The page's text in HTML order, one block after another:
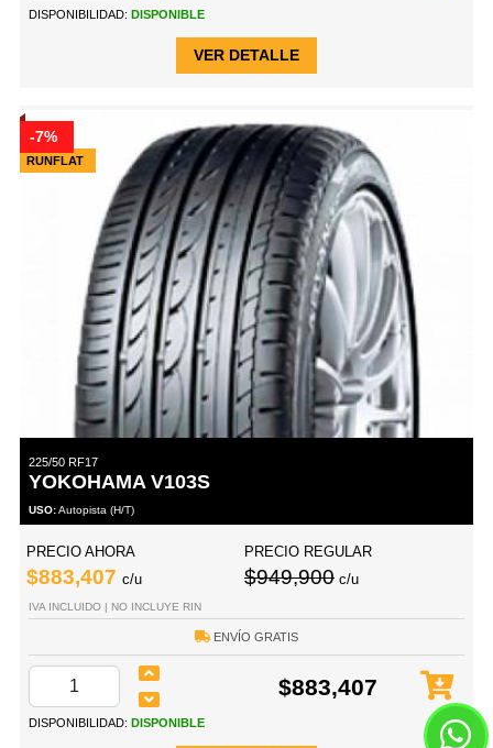
DISPONIBILIDAD: DISPONIBLE
VER DETALLE
RUNFLAT
-7%
225/50 RF17
YOKOHAMA V103S
USO:Autopista (H/T)
PRECIO AHORA
$883,407 c/u
PRECIO REGULAR
$949,900 c/u
IVA INCLUIDO | NO INCLUYE RIN
ENVÍO GRATIS
$883,407
DISPONIBILIDAD: DISPONIBLE